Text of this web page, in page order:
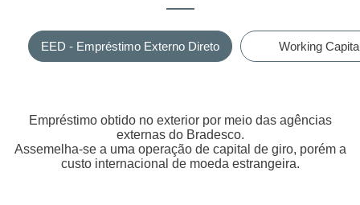
EED - Empréstimo Externo Direto Working
Empréstimo obtido no exterior por meio das agências
externas do Bradesco.
Assemelha-se a uma operação de capital de giro, porém a
custo internacional de moeda estrangeira.